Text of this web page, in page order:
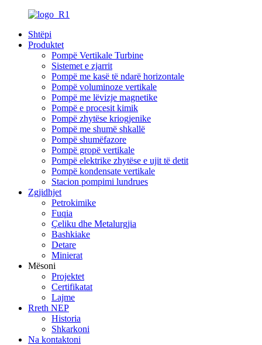
Shtëpi
Produktet
Pompë Vertikale Turbine
Sistemet e zjarrit
Pompë me kasë të ndarë horizontale
Pompë voluminoze vertikale
Pompë me lëvizje magnetike
Pompë e procesit kimik
Pompë zhytëse kriogjenike
Pompë me shumë shkallë
Pompë shumëfazore
Pompë gropë vertikale
Pompë elektrike zhytëse e ujit të detit
Pompë kondensate vertikale
Stacion pompimi lundrues
Zgjidhjet
Petrokimike
Fuqia
Çeliku dhe Metalurgjia
Bashkiake
Detare
Minierat
Mësoni
Projektet
Certifikatat
Lajme
Rreth NEP
Historia
Shkarkoni
Na kontaktoni